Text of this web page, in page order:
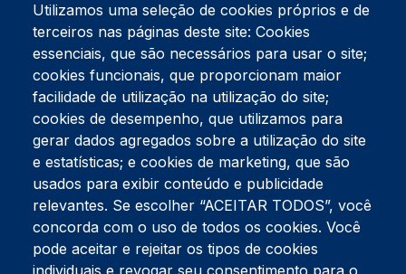
Tel:234 390 100Fax:234 390 100
Endereço Postal
Apartado 42
Rua Gil Eanes 31
3834-908 Gafanha da Nazaré
Estúdios
Rua Prior Guerra
Edifício do Centro Cultural da Gafanha da Nazaré
Utilizamos uma seleção de cookies próprios e de
terceiros nas páginas deste site: Cookies
essenciais, que são necessários para usar o site;
cookies funcionais, que proporcionam maior
facilidade de utilização na utilização do site;
cookies de desempenho, que utilizamos para
gerar dados agregados sobre a utilização do site
e estatísticas; e cookies de marketing, que são
usados para exibir conteúdo e publicidade
relevantes. Se escolher “ACEITAR TODOS”, você
concorda com o uso de todos os cookies. Você
pode aceitar e rejeitar os tipos de cookies